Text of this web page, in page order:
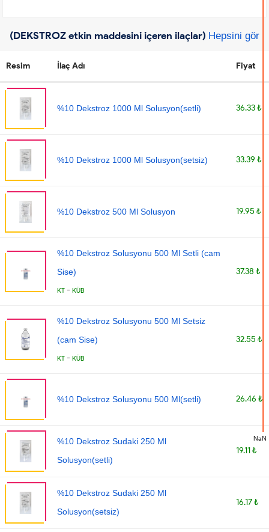
(DEKSTROZ etkin maddesini içeren ilaçlar) Hepsini gör
Resim İlaç Adı Fiyat
%10 Dekstroz 1000 Ml Solusyon(setli) 36.33 ₺
%10 Dekstroz 1000 Ml Solusyon(setsiz) 33.39 ₺
%10 Dekstroz 500 Ml Solusyon 19.95 ₺
%10 Dekstroz Solusyonu 500 Ml Setli (cam
Sise)
KT - KÜB
37.38 ₺
%10 Dekstroz Solusyonu 500 Ml Setsiz
(cam Sise)
KT - KÜB
32.55 ₺
%10 Dekstroz Solusyonu 500 Ml(setli) 26.46 ₺
%10 Dekstroz Sudaki 250 Ml
Solusyon(setli)
19.11 ₺
%10 Dekstroz Sudaki 250 Ml
Solusyon(setsiz)
16.17 ₺
NaN